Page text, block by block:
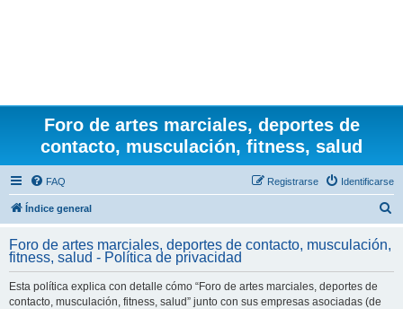
Foro de artes marciales, deportes de
contacto, musculación, fitness, salud
FAQ Identificarse
Registrarse
Índice general
c
Foro de artes marciales, deportes de contacto, musculación,
fitness, salud - Política de privacidad
Esta política explica con detalle cómo “Foro de artes marciales, deportes de
contacto, musculación, fitness, salud” junto con sus empresas asociadas (de